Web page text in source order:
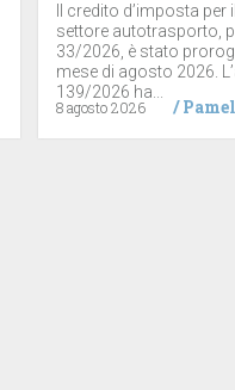
Il credito d’imposta per
settore autotrasporto,
33/2026, è stato
mese di agosto 2026.
139/2026 ha...
8 agosto 2026
/